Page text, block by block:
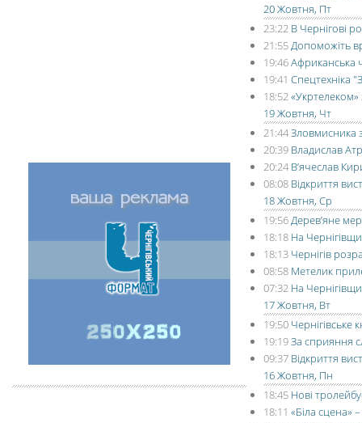
20 Жовтня, Пт
23:22 В Чернігові
21:55Допоможіть
19:46Африканська
19:41 Спецтехніка
18:52
19 Жовтня, Чт
21:44Зловмисника
20:39 Владислав
20:24 В’ячеслав
08:08 Відкриття
18 Жовтня, Ср
19:56Дерев’яне
18:18 На
18:13 Чернігів
08:58 Метелик
07:32 На
17 Жовтня, Вт
19:50 Чернігівське
19:19За сприяння
09:37 Відкриття
16 Жовтня, Пн
18:45 Нові
18:11 «Біла сцена»